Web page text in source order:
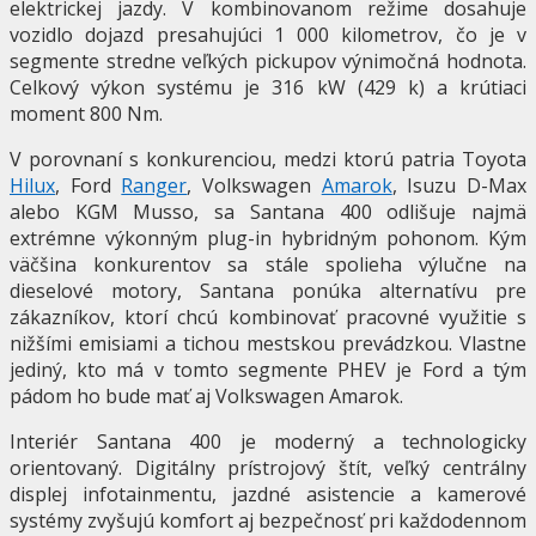
elektrickej jazdy. V kombinovanom režime dosahuje
vozidlo dojazd presahujúci 1 000 kilometrov, čo je v
segmente stredne veľkých pickupov výnimočná hodnota.
Celkový výkon systému je 316 kW (429 k) a krútiaci
moment 800 Nm.
V porovnaní s konkurenciou, medzi ktorú patria Toyota
Hilux, Ford Ranger, Volkswagen Amarok, Isuzu D-Max
alebo KGM Musso, sa Santana 400 odlišuje najmä
extrémne výkonným plug-in hybridným pohonom. Kým
väčšina konkurentov sa stále spolieha výlučne na
dieselové motory, Santana ponúka alternatívu pre
zákazníkov, ktorí chcú kombinovať pracovné využitie s
nižšími emisiami a tichou mestskou prevádzkou. Vlastne
jediný, kto má v tomto segmente PHEV je Ford a tým
pádom ho bude mať aj Volkswagen Amarok.
Interiér Santana 400 je moderný a technologicky
orientovaný. Digitálny prístrojový štít, veľký centrálny
displej infotainmentu, jazdné asistencie a kamerové
systémy zvyšujú komfort aj bezpečnosť pri každodennom